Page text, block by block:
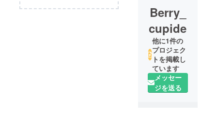
Berry_
cupide
他に1件の
プロジェク
トを掲載し
ています
メッセー
ジを送る